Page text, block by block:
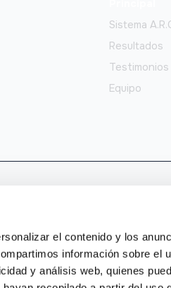
el contenido y los
información sobre el
y análisis web, quienes
Sistema
Resultados
Testimonios
Equipo